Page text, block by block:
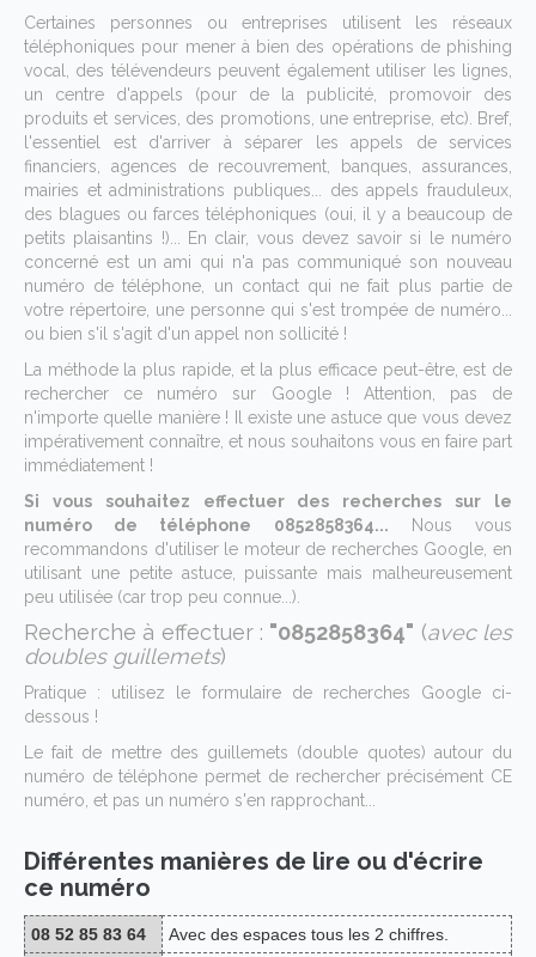
Certaines personnes ou entreprises utilisent les réseaux
téléphoniques pour mener à bien des opérations de phishing
vocal, des télévendeurs peuvent également utiliser les lignes,
un centre d'appels (pour de la publicité, promovoir des
produits et services, des promotions, une entreprise, etc). Bref,
l'essentiel est d'arriver à séparer les appels de services
financiers, agences de recouvrement, banques, assurances,
mairies et administrations publiques... des appels frauduleux,
des blagues ou farces téléphoniques (oui, il y a beaucoup de
petits plaisantins !)... En clair, vous devez savoir si le numéro
concerné est un ami qui n'a pas communiqué son nouveau
numéro de téléphone, un contact qui ne fait plus partie de
votre répertoire, une personne qui s'est trompée de numéro...
ou bien s'il s'agit d'un appel non sollicité !
La méthode la plus rapide, et la plus efficace peut-être, est de
rechercher ce numéro sur Google ! Attention, pas de
n'importe quelle manière ! Il existe une astuce que vous devez
impérativement connaître, et nous souhaitons vous en faire part
immédiatement !
Si vous souhaitez effectuer des recherches sur le
numéro de téléphone 0852858364... Nous vous
recommandons d'utiliser le moteur de recherches Google, en
utilisant une petite astuce, puissante mais malheureusement
peu utilisée (car trop peu connue...).
Recherche à effectuer : "0852858364" (avec les
doubles guillemets)
Pratique : utilisez le formulaire de recherches Google ci-
dessous !
Le fait de mettre des guillemets (double quotes) autour du
numéro de téléphone permet de rechercher précisément CE
numéro, et pas un numéro s'en rapprochant...
Différentes manières de lire ou d'écrire
ce numéro
08 52 85 83 64
Avec des espaces tous les 2 chiffres.